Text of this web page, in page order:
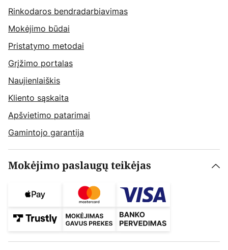
Rinkodaros bendradarbiavimas
Mokėjimo būdai
Pristatymo metodai
Grįžimo portalas
Naujienlaiškis
Kliento sąskaita
Apšvietimo patarimai
Gamintojo garantija
Mokėjimo paslaugų teikėjas